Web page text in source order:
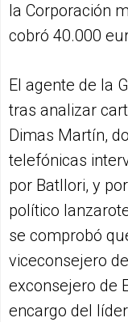
la Corporación
cobró 40.000
El agente de la
tras analizar
Dimas Martín,
telefónicas
por Batllori, y
político
se comprobó
viceconsejero
exconsejero de
encargo del